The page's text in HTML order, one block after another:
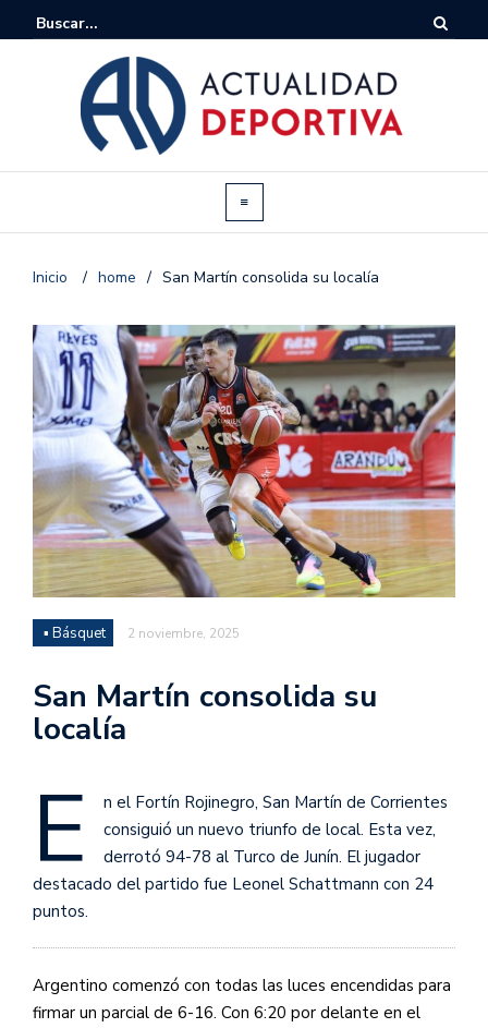
Inicio / home / San Martín consolida su localía
▪ Básquet 2 noviembre, 2025
San Martín consolida su
localía
E
n el Fortín Rojinegro, San Martín de Corrientes
consiguió un nuevo triunfo de local. Esta vez,
derrotó 94-78 al Turco de Junín. El jugador
destacado del partido fue Leonel Schattmann con 24
puntos.
Argentino comenzó con todas las luces encendidas para
firmar un parcial de 6-16. Con 6:20 por delante en el